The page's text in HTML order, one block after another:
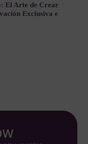
El Arte de Crear
Exclusiva e